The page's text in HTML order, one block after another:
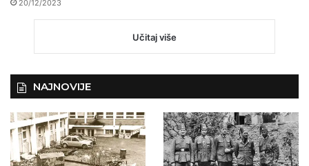
20/12/2023
Učitaj više
NAJNOVIJE